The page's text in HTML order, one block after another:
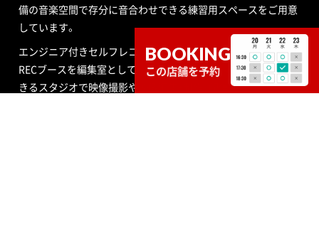
BOOKING
この店舗を予約
備の音楽空間で存分に音合わせできる練習用スペースをご用意
しています。
エンジニア付きセルフレコーディングで収録する音源制作や、
RECブースを編集室として使う編集作業、クロマキー合成ので
きるスタジオで映像撮影や映像編集・制作、配信ができるサービ